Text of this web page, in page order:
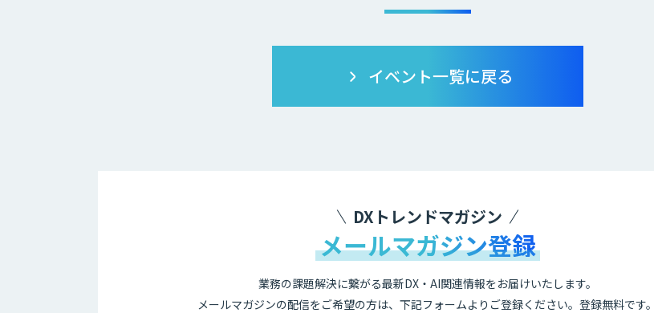
イベント一覧に戻る
DXトレンドマガジン
メールマガジン登録
業務の課題解決に繋がる最新DX・AI関連情報をお届けいたします。
メールマガジンの配信をご希望の方は、下記フォームよりご登録ください。登録無料です。